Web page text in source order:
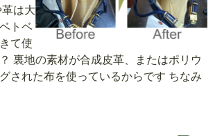
は大
トベ
て使
裏地の素材が合成皮革、またはポリウ
された布を使っているからです ちなみ